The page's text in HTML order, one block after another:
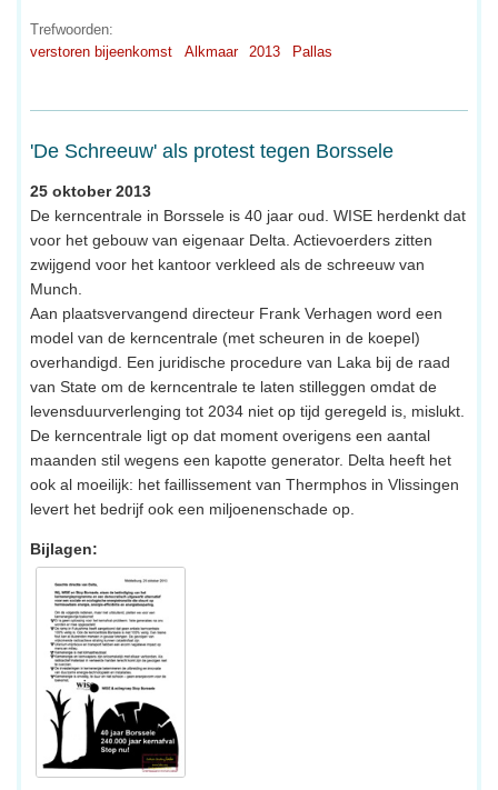
Trefwoorden:
verstoren bijeenkomst
Alkmaar 2013 Pallas
'De Schreeuw' als protest tegen Borssele
25 oktober 2013
De kerncentrale in Borssele is 40 jaar oud. WISE herdenkt dat
voor het gebouw van eigenaar Delta. Actievoerders zitten
zwijgend voor het kantoor verkleed als de schreeuw van
Munch.
Aan plaatsvervangend directeur Frank Verhagen word een
model van de kerncentrale (met scheuren in de koepel)
overhandigd. Een juridische procedure van Laka bij de raad
van State om de kerncentrale te laten stilleggen omdat de
levensduurverlenging tot 2034 niet op tijd geregeld is, mislukt.
De kerncentrale ligt op dat moment overigens een aantal
maanden stil wegens een kapotte generator. Delta heeft het
ook al moeilijk: het faillissement van Thermphos in Vlissingen
levert het bedrijf ook een miljoenenschade op.
Bijlagen: